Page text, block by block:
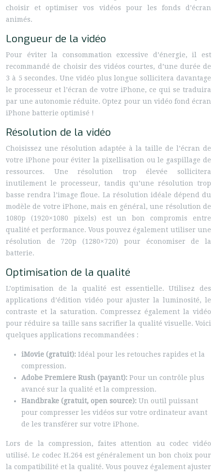
choisir et optimiser vos vidéos pour les fonds d’écran
animés.
Longueur de la vidéo
Pour éviter la consommation excessive d’énergie, il est
recommandé de choisir des vidéos courtes, d’une durée de
3 à 5 secondes. Une vidéo plus longue sollicitera davantage
le processeur et l’écran de votre iPhone, ce qui se traduira
par une autonomie réduite. Optez pour un vidéo fond écran
iPhone batterie optimisé !
Résolution de la vidéo
Choisissez une résolution adaptée à la taille de l’écran de
votre iPhone pour éviter la pixellisation ou le gaspillage de
ressources. Une résolution trop élevée sollicitera
inutilement le processeur, tandis qu’une résolution trop
basse rendra l’image floue. La résolution idéale dépend du
modèle de votre iPhone, mais en général, une résolution de
1080p (1920×1080 pixels) est un bon compromis entre
qualité et performance. Vous pouvez également utiliser une
résolution de 720p (1280×720) pour économiser de la
batterie.
Optimisation de la qualité
L’optimisation de la qualité est essentielle. Utilisez des
applications d’édition vidéo pour ajuster la luminosité, le
contraste et la saturation. Compressez également la vidéo
pour réduire sa taille sans sacrifier la qualité visuelle. Voici
quelques applications recommandées :
iMovie (gratuit): Idéal pour les retouches rapides et la
compression.
Adobe Premiere Rush (payant): Pour un contrôle plus
avancé sur la qualité et la compression.
Handbrake (gratuit, open source): Un outil puissant
pour compresser les vidéos sur votre ordinateur avant
de les transférer sur votre iPhone.
Lors de la compression, faites attention au codec vidéo
utilisé. Le codec H.264 est généralement un bon choix pour
la compatibilité et la qualité. Vous pouvez également ajuster